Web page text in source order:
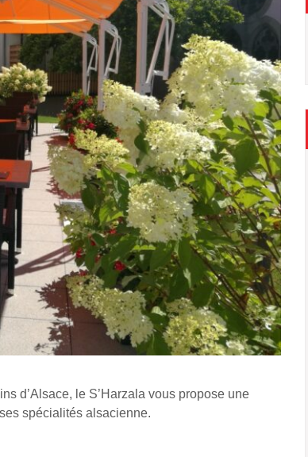
d’Alsace, le S’Harzala vous propose une
spécialités alsacienne.